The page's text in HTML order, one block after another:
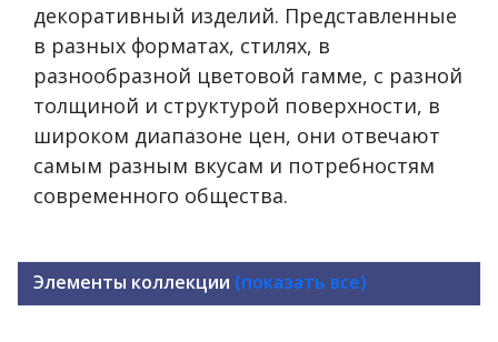
декоративный изделий. Представленные
в разных форматах, стилях, в
разнообразной цветовой гамме, с разной
толщиной и структурой поверхности, в
широком диапазоне цен, они отвечают
самым разным вкусам и потребностям
современного общества.
Элементы коллекции (показать все)